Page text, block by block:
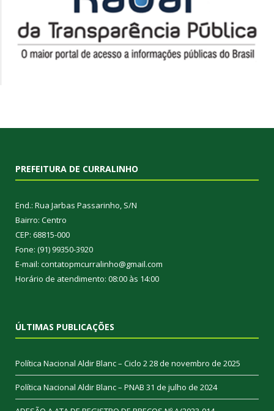
PREFEITURA DE CURRALINHO
End.: Rua Jarbas Passarinho, S/N
Bairro: Centro
CEP: 68815-000
Fone: (91) 99350-3920
E-mail: contatopmcurralinho@gmail.com
Horário de atendimento: 08:00 às 14:00
ÚLTIMAS PUBLICAÇÕES
Política Nacional Aldir Blanc – Ciclo 228 de novembro de 2025
Política Nacional Aldir Blanc – PNAB 31 de julho de 2024